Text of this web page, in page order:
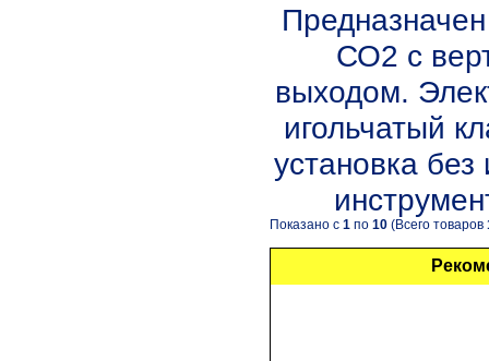
СО2 с
выходом.
игольчатый
установка
Показано с 1по 10(Всего товаров